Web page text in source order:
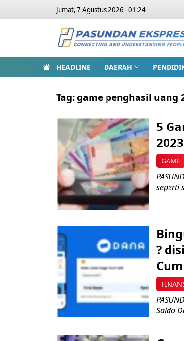
Jumat, 7 Agustus 2026 - 01:24
HEADLINE DAERAH
Tag:game penghasil uang
GAME
5
2023
seperti
?
Saldo